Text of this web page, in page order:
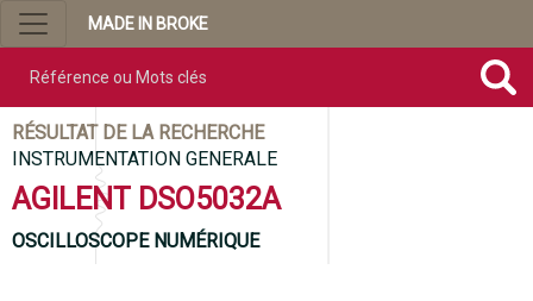
MADE IN BROKE
RÉSULTAT DE LA RECHERCHE
INSTRUMENTATION GENERALE
AGILENT DSO5032A
OSCILLOSCOPE NUMÉRIQUE